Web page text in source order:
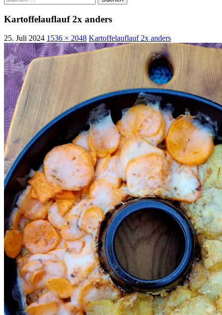
nach:
Kartoffelauflauf 2x anders
25. Juli 2024 1536 × 2048 Kartoffelauflauf 2x anders